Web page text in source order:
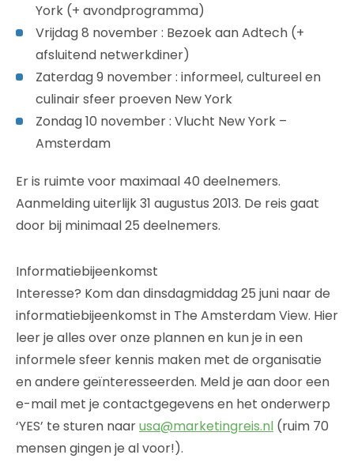
York (+ avondprogramma)
Vrijdag 8 november : Bezoek aan Adtech (+
afsluitend netwerkdiner)
Zaterdag 9 november : informeel, cultureel en
culinair sfeer proeven New York
Zondag 10 november : Vlucht New York –
Amsterdam
Er is ruimte voor maximaal 40 deelnemers.
Aanmelding uiterlijk 31 augustus 2013. De reis gaat
door bij minimaal 25 deelnemers.
Informatiebijeenkomst
Interesse? Kom dan dinsdagmiddag 25 juni naar de
informatiebijeenkomst in The Amsterdam View. Hier
leer je alles over onze plannen en kun je in een
informele sfeer kennis maken met de organisatie
en andere geïnteresseerden. Meld je aan door een
e-mail met je contactgegevens en het onderwerp
‘YES’ te sturen naarusa@marketingreis.nl (ruim 70
mensen gingen je al voor!).